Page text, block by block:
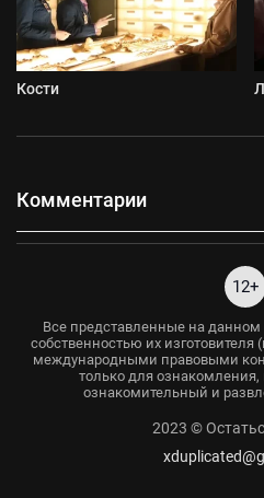
Кости
Комментарии
12+
Все представленные на
собственностью их изготовителя
международными правовыми
только для
ознакомительный и
2023 ©